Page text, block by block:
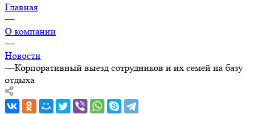
Главная
—
О компании
—
Новости
—Корпоративный выезд сотрудников и их семей на базу
отдыха